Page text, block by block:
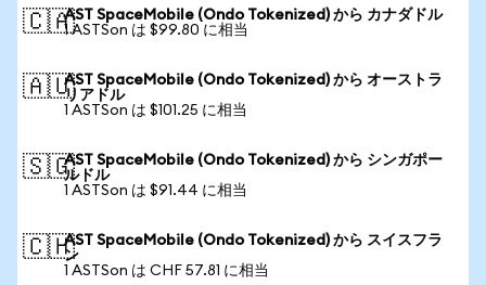
🇨🇦AST SpaceMobile (Ondo Tokenized) から カナダドル
1 ASTSon は $99.80 に相当
🇦🇺AST SpaceMobile (Ondo Tokenized) から オーストラ
リアドル
1 ASTSon は $101.25 に相当
🇸🇬AST SpaceMobile (Ondo Tokenized) から シンガポー
ルドル
1 ASTSon は $91.44 に相当
🇨🇭AST SpaceMobile (Ondo Tokenized) から スイスフラ
ン
1 ASTSon は CHF 57.81 に相当